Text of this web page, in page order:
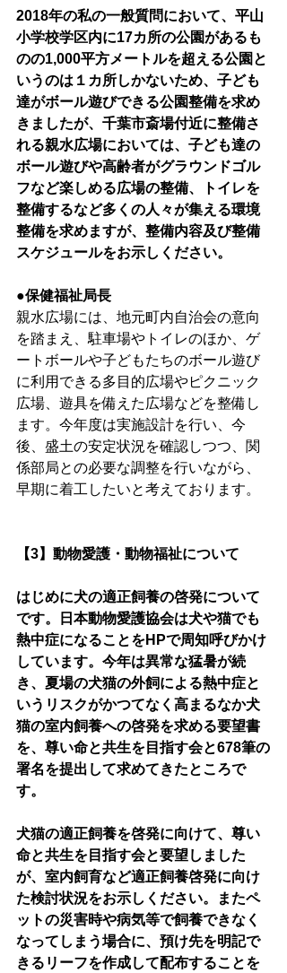
2018年の私の一般質問において、平山
小学校学区内に17カ所の公園があるも
のの1,000平方メートルを超える公園と
いうのは１カ所しかないため、子ども
達がボール遊びできる公園整備を求め
きましたが、千葉市斎場付近に整備さ
れる親水広場においては、子ども達の
ボール遊びや高齢者がグラウンドゴル
フなど楽しめる広場の整備、トイレを
整備するなど多くの人々が集える環境
整備を求めますが、整備内容及び整備
スケジュールをお示しください。
●保健福祉局長
親水広場には、地元町内自治会の意向
を踏まえ、駐車場やトイレのほか、ゲ
ートボールや子どもたちのボール遊び
に利用できる多目的広場やピクニック
広場、遊具を備えた広場などを整備し
ます。今年度は実施設計を行い、今
後、盛土の安定状況を確認しつつ、関
係部局との必要な調整を行いながら、
早期に着工したいと考えております。
【3】動物愛護・動物福祉について
はじめに犬の適正飼養の啓発について
です。日本動物愛護協会は犬や猫でも
熱中症になることをHPで周知呼びかけ
しています。今年は異常な猛暑が続
き、夏場の犬猫の外飼による熱中症と
いうリスクがかつてなく高まるなか犬
猫の室内飼養への啓発を求める要望書
を、尊い命と共生を目指す会と678筆の
署名を提出して求めてきたところで
す。
犬猫の適正飼養を啓発に向けて、尊い
命と共生を目指す会と要望しました
が、室内飼育など適正飼養啓発に向け
た検討状況をお示しください。またペ
ットの災害時や病気等で飼養できなく
なってしまう場合に、預け先を明記で
きるリーフを作成して配布することを